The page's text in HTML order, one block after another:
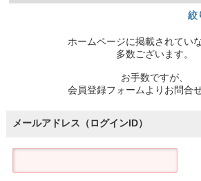
絞
ホームページに掲載されてい
多数ございます。
お手数ですが、
会員登録フォームよりお問合
メールアドレス（ログインID）